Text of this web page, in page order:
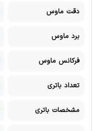
دقت ماوس
برد ماوس
فرکانس ماوس
تعداد باتری
مشخصات باتری